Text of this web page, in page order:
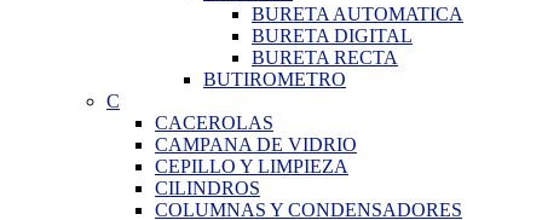
BURETA AUTOMATICA
BURETA DIGITAL
BURETA RECTA
BUTIROMETRO
C
CACEROLAS
CAMPANA DE VIDRIO
CEPILLO Y LIMPIEZA
CILINDROS
COLUMNAS Y CONDENSADORES